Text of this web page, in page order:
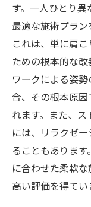
肩こりの根
筋肉の
姿勢矯
体のバ
肩こり
個別カ
根本か
忙しいあな
グラム
短時間
す。一人ひとり異
最適な施術プラン
これは、単に肩
ための根本的な
ワークによる姿
合、その根本原
れます。また、
には、リラクゼ
ることもありま
に合わせた柔軟
高い評価を得てい